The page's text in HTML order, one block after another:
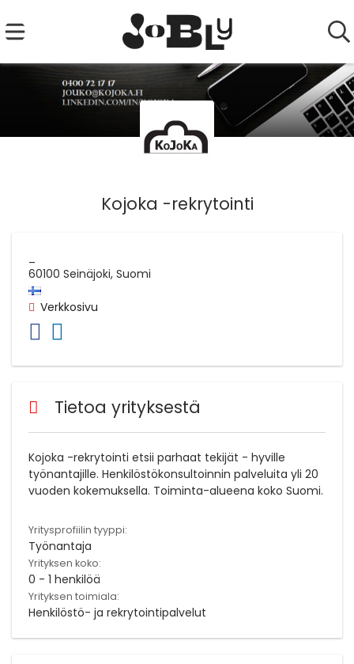
Kojoka -rekrytointi
60100 Seinäjoki, Suomi
Verkkosivu
Tietoa yrityksestä
Kojoka -rekrytointi etsii parhaat tekijät - hyville
työnantajille. Henkilöstökonsultoinnin palveluita yli 20
vuoden kokemuksella. Toiminta-alueena koko Suomi.
Yritysprofiilin tyyppi:
Työnantaja
Yrityksen koko:
0 - 1 henkilöä
Yrityksen toimiala:
Henkilöstö- ja rekrytointipalvelut